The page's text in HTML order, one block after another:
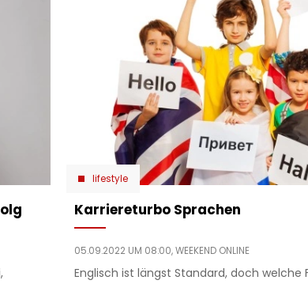
lifestyle
Karriereturbo Sprachen
05.09.2022 UM 08:00,WEEKEND ONLINE
Englisch ist längst Standard, doch